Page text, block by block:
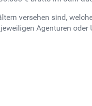
versehen sind,
Agenturen oder